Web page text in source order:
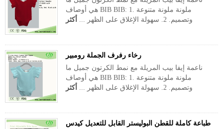
هي أوصاف BIB BIB: 1. ملونة ملونة متنوعة
وتصميم. 2. سهولة الإغلاق على الظهر ...
أكثر
رخاء رفرف الجملة رومبير
ناعمة إيفا بيب المريلة مع نمط الكرتون جميل ما
هي أوصاف BIB BIB: 1. ملونة ملونة متنوعة
وتصميم. 2. سهولة الإغلاق على الظهر ...
أكثر
طباعة كاملة للقطن البوليستر القابل للتعديل كيدس